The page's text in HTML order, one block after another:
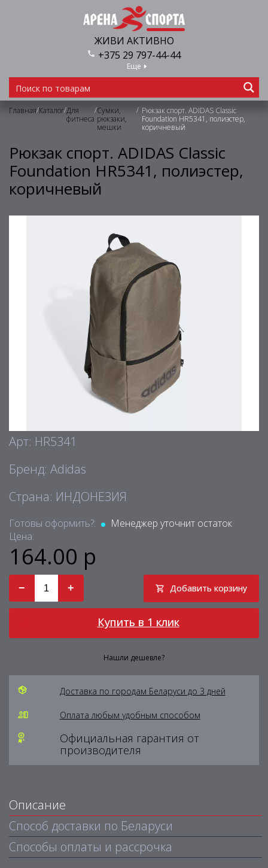
ЖИВИ АКТИВНО
+375 29 797-44-44
Еще
Главная/Каталог/Для
фитнеса
/Сумки,
рюкзаки,
мешки
/ Рюкзак спорт. ADIDAS Classic
Foundation HR5341, полиэстер,
коричневый
Рюкзак спорт. ADIDAS Classic
Foundation HR5341, полиэстер,
коричневый
Арт: HR5341
Бренд: Adidas
Страна: ИНДОНЕЗИЯ
Готовы оформить?:
Менеджер уточнит остаток
Цена:
164.00 р
− + Добавить корзину
Купить в 1 клик
Нашли дешевле?
Доставка по городам Беларуси до 3 дней
Оплата любым удобным способом
Официальная гарантия от
производителя
Описание
Способ доставки по Беларуси
Способы оплаты и рассрочка